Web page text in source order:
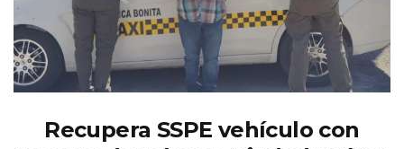
Recupera SSPE vehículo con